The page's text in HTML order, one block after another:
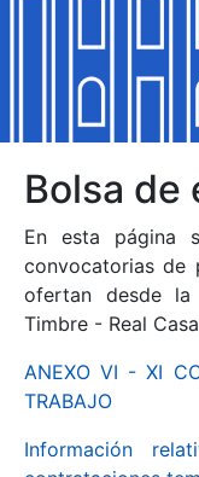
Mostrar/Ocultar
Mostrar/Ocultar
Mostrar/Ocultar
Mostrar/Ocultar
Mostrar/Ocultar
Bolsa de
En esta página
convocatorias de
ofertan desde
Timbre - Real
ANEXO VI - XI
TRABAJO
Información